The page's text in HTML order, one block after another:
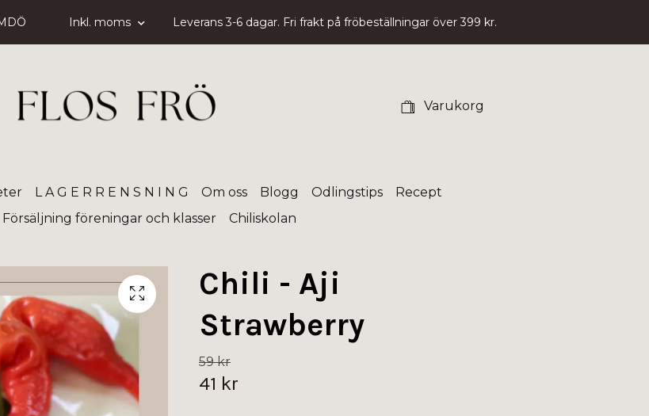
Inkl. moms Leverans 3-6 dagar. Fri frakt på fröbeställningar över 399 kr.
Varukorg
L A G E R R E N S N I N G Om oss Blogg Odlingstips
Recept
Försäljning föreningar och klasser Chiliskolan
Chili - Aji
Strawberry
59 kr
41 kr